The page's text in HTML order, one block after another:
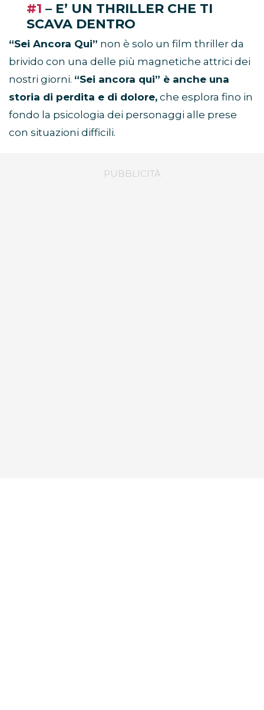
#1 – E’ UN THRILLER CHE TI
SCAVA DENTRO
“Sei Ancora Qui” non è solo un film thriller da
brivido con una delle più magnetiche attrici dei
nostri giorni. “Sei ancora qui” è anche una
storia di perdita e di dolore, che esplora fino in
fondo la psicologia dei personaggi alle prese
con situazioni difficili.